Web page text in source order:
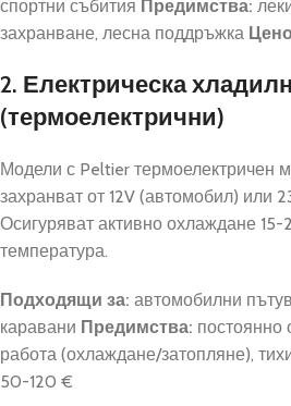
спортни събития Предимства:
захранване, лесна поддръжка
2. Електрическа
(термоелектрични)
Модели с Peltier термоелектричен
захранват от 12V (автомобил) или
Осигуряват активно охлаждане
температура.
Подходящи за: автомобилни
каравани Предимства: постоянно
работа (охлаждане/затопляне),
50-120 €